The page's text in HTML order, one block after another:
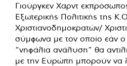
Γιούργκεν Χαρντ
Εξωτερικής Πολιτικής της
Χριστιανοδημοκρατών/
σύμφωνα με τον οποίο εάν ο
“νηφάλια ανάλυση” θα
με την Ευρώπη μπορούν να